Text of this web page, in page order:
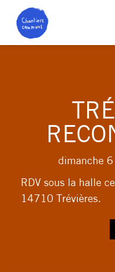
dimanche
RDV sous la halle
14710 Trévières.